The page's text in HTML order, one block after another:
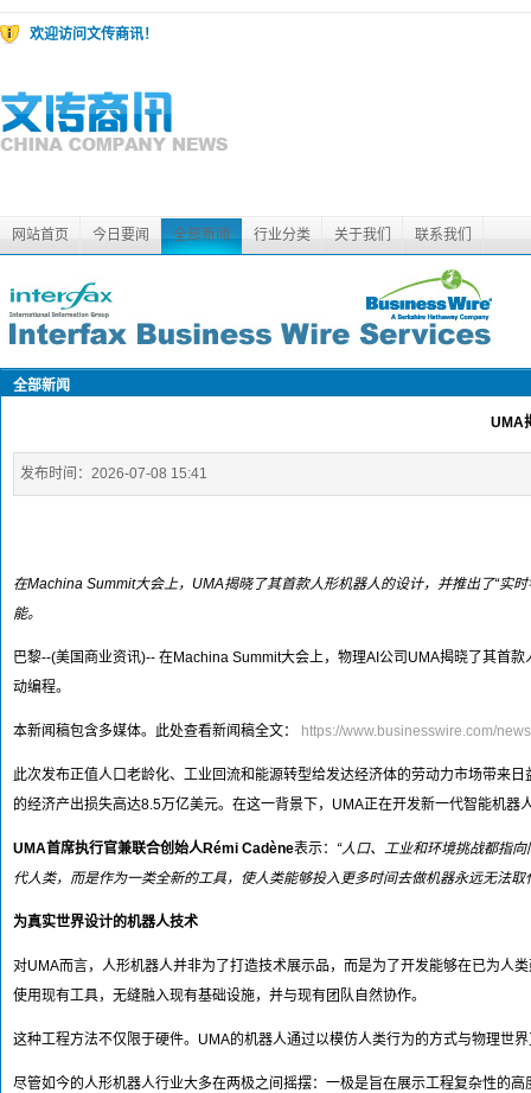
欢迎访问文传商讯！
网站首页 今日要闻 全部新闻 行业分类 关于我们 联系我们
全部新闻
UMA
发布时间： 2026-07-08 15:41
在Machina Summit大会上，UMA揭晓了其首款人形机器人的设计，并推出了“
能。
巴黎--(美国商业资讯)-- 在Machina Summit大会上，物理AI公司UMA揭晓了其首
动编程。
本新闻稿包含多媒体。此处查看新闻稿全文： https://www.businesswire.com/
此次发布正值人口老龄化、工业回流和能源转型给发达经济体的劳动力市场带来
的经济产出损失高达8.5万亿美元。在这一背景下，UMA正在开发新一代智能机
UMA首席执行官兼联合创始人Rémi Cadène表示： “人口、工业和环境挑战都指
代人类，而是作为一类全新的工具，使人类能够投入更多时间去做机器永远无法
为真实世界设计的机器人技术
对UMA而言，人形机器人并非为了打造技术展示品，而是为了开发能够在已为人
使用现有工具，无缝融入现有基础设施，并与现有团队自然协作。
这种工程方法不仅限于硬件。UMA的机器人通过以模仿人类行为的方式与物理世
尽管如今的人形机器人行业大多在两极之间摇摆：一极是旨在展示工程复杂性的